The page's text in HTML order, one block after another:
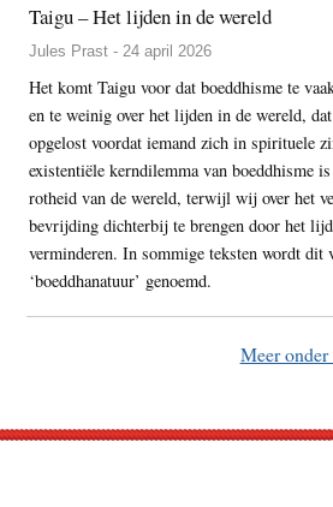
Taigu – Het lijden in de wereld
Jules Prast - 24 april 2026
Het komt Taigu voor dat boeddhisme te
en te weinig over het lijden in de wereld,
opgelost voordat iemand zich in spirituele
existentiële kerndilemma van boeddhisme
rotheid van de wereld, terwijl wij over het
bevrijding dichterbij te brengen door het
verminderen. In sommige teksten wordt dit
‘boeddhanatuur’ genoemd.
Meer